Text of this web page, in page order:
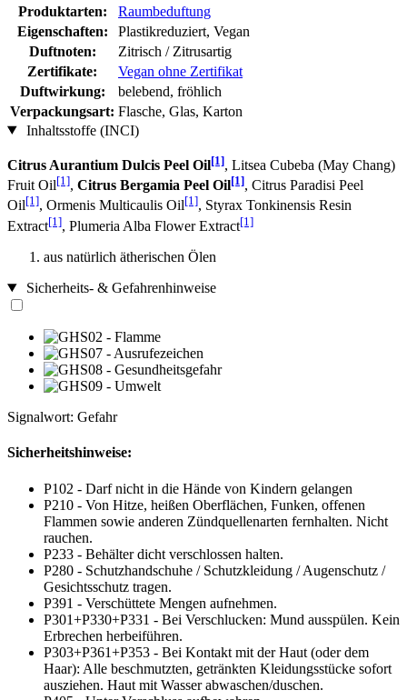
Produktarten:
Raumbeduftung
Eigenschaften:
Plastikreduziert, Vegan
Duftnoten:
Zitrisch / Zitrusartig
Zertifikate:
Vegan ohne Zertifikat
Duftwirkung:
belebend, fröhlich
Verpackungsart: Flasche, Glas, Karton
Inhaltsstoffe (INCI)
Citrus Aurantium Dulcis Peel Oil[1], Litsea Cubeba (May Chang)
Fruit Oil[1], Citrus Bergamia Peel Oil[1], Citrus Paradisi Peel
Oil[1], Ormenis Multicaulis Oil[1], Styrax Tonkinensis Resin
Extract[1], Plumeria Alba Flower Extract[1]
aus natürlich ätherischen Ölen
Sicherheits- & Gefahrenhinweise
Signalwort: Gefahr
Sicherheitshinweise:
P102 - Darf nicht in die Hände von Kindern gelangen
P210 - Von Hitze, heißen Oberflächen, Funken, offenen
Flammen sowie anderen Zündquellenarten fernhalten. Nicht
rauchen.
P233 - Behälter dicht verschlossen halten.
P280 - Schutzhandschuhe / Schutzkleidung / Augenschutz /
Gesichtsschutz tragen.
P391 - Verschüttete Mengen aufnehmen.
P301+P330+P331 - Bei Verschlucken: Mund ausspülen. Kein
Erbrechen herbeiführen.
P303+P361+P353 - Bei Kontakt mit der Haut (oder dem
Haar): Alle beschmutzten, getränkten Kleidungsstücke sofort
ausziehen. Haut mit Wasser abwaschen/duschen.